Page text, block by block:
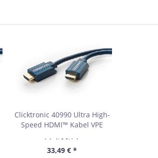
Clicktronic 40990 Ultra High-
Speed HDMI™ Kabel VPE
Inhalt 1 Stück
33,49 € *